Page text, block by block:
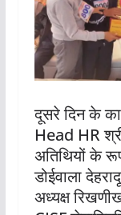
दूसरे दिन के
Head HR
अतिथियों के
डोईवाला
अध्यक्ष